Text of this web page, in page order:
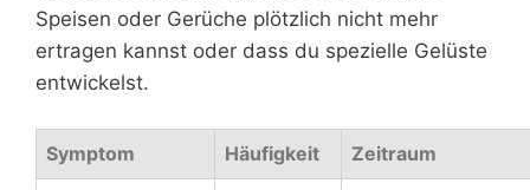
Speisen oder Gerüche plötzlich nicht mehr
ertragen kannst oder dass du spezielle Gelüste
entwickelst.
Symptom Häufigkeit Zeitraum